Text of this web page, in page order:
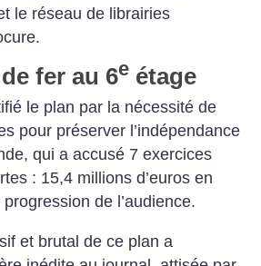
le réseau de librairies
fer au 6e étage
le plan par la nécessité de
pour préserver l’indépendance
qui a accusé 7 exercices
: 15,4 millions d’euros en
de l’audience.
et brutal de ce plan a